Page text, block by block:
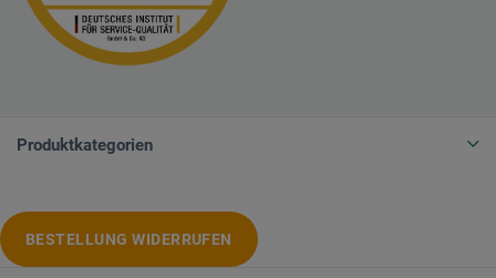
Produktkategorien
BESTELLUNG WIDERRUFEN